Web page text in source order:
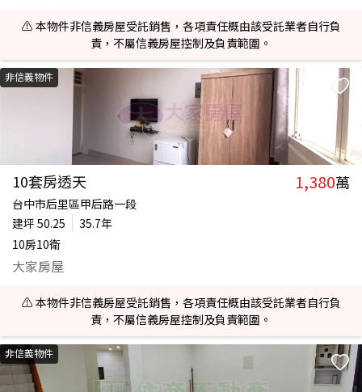
⚠️ 本物件非信義房屋受託銷售，各項責任概由該受託業者自行負
責，不屬信義房屋控制及負責範圍。
非信義物件
10套房透天 1,380萬
台中市后里區甲后路一段
建坪 50.25
35.7年
10房10衛
大家房屋
⚠️ 本物件非信義房屋受託銷售，各項責任概由該受託業者自行負
責，不屬信義房屋控制及負責範圍。
非信義物件